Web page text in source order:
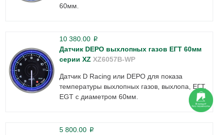
60мм.
10 380.00 p
Датчик DEPO выхлопных газов ЕГТ 60мм
серии XZ XZ6057B-WP
Датчик D Racing или DEPO для показа
температуры выхлопных газов, выхлопа, ЕГТ,
EGT с диаметром 60мм.
5 800.00 p